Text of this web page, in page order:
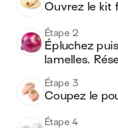
Ouvrez le kit
Étape 2
Épluchez
lamelles.
Étape 3
Coupez le
Étape 4